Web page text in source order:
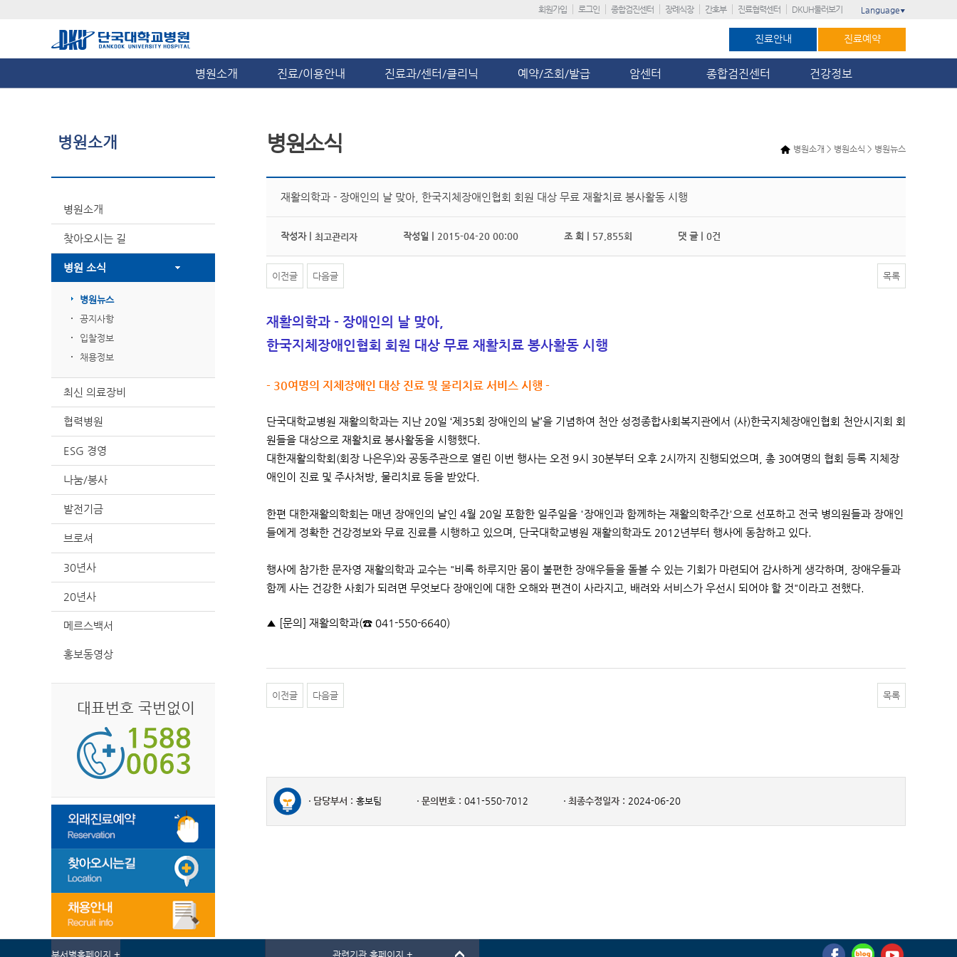
회원가입 로그인 종합검진센터 장례식장 간호부 진료협력센터 DKUH둘러보기 Language ▼
진료안내 진료예약
병원소개 진료/이용안내 진료과/센터/클리닉 예약/조회/발급 암센터 종합검진센터 건강정보
병원소개
병원소개
찾아오시는 길
병원 소식
병원뉴스
공지사항
입찰정보
채용정보
최신 의료장비
협력병원
ESG 경영
나눔/봉사
발전기금
브로셔
30년사
20년사
메르스백서
홍보동영상
대표번호 국번없이
병원소개 > 병원소식 > 병원뉴스
병원소식
재활의학과 - 장애인의 날 맞아, 한국지체장애인협회 회원 대상 무료 재활치료 봉사활동 시행
작성자 | 최고관리자 작성일 | 2015-04-20 00:00 조 회 | 57,855회 댓 글 | 0건
이전글 다음글 목록
재활의학과 - 장애인의 날 맞아,
한국지체장애인협회 회원 대상 무료 재활치료 봉사활동 시행
- 30여명의 지체장애인 대상 진료 및 물리치료 서비스 시행 -
단국대학교병원 재활의학과는 지난 20일 ‘제35회 장애인의 날’을 기념하여 천안 성정종합사회복지관에서 (사)한국지체장애인협회 천안시지회 회
원들을 대상으로 재활치료 봉사활동을 시행했다.
대한재활의학회(회장 나은우)와 공동주관으로 열린 이번 행사는 오전 9시 30분부터 오후 2시까지 진행되었으며, 총 30여명의 협회 등록 지체장
애인이 진료 및 주사처방, 물리치료 등을 받았다.
한편 대한재활의학회는 매년 장애인의 날인 4월 20일 포함한 일주일을 '장애인과 함께하는 재활의학주간'으로 선포하고 전국 병의원들과 장애인
들에게 정확한 건강정보와 무료 진료를 시행하고 있으며, 단국대학교병원 재활의학과도 2012년부터 행사에 동참하고 있다.
행사에 참가한 문자영 재활의학과 교수는 "비록 하루지만 몸이 불편한 장애우들을 돌볼 수 있는 기회가 마련되어 감사하게 생각하며, 장애우들과
함께 사는 건강한 사회가 되려면 무엇보다 장애인에 대한 오해와 편견이 사라지고, 배려와 서비스가 우선시 되어야 할 것"이라고 전했다.
▲ [문의] 재활의학과(☎ 041-550-6640)
이전글 다음글 목록
담당부서 : 홍보팀 문의번호 : 041-550-7012 최종수정일자 : 2024-06-20
부서별홈페이지 + 관련기관 홈페이지 +